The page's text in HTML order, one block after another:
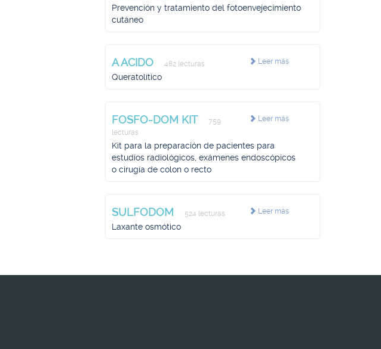
Prevención y tratamiento del fotoenvejecimiento
cutáneo
Leer más
A ACIDO 482 lecturas
Queratolítico
Leer más
FOSFO-DOM KIT
759
lecturas
Kit para la preparación de pacientes para
estudios radiológicos, exámenes endoscópicos
o cirugía de colon o recto
Leer más
SULFODOM 524 lecturas
Laxante osmótico